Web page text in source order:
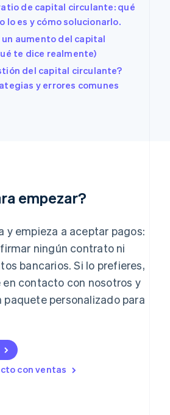
de capital circulante: qué
lo es y cómo solucionarlo.
un aumento del capital
te dice realmente)
del capital circulante?
y errores comunes
empezar?
y empieza a aceptar pagos:
ningún contrato ni
bancarios. Si lo prefieres,
en contacto con nosotros y
paquete personalizado para
con ventas